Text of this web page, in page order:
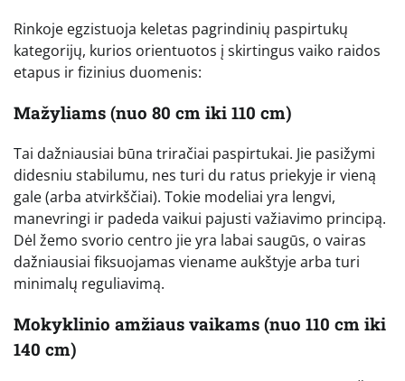
Rinkoje egzistuoja keletas pagrindinių paspirtukų
kategorijų, kurios orientuotos į skirtingus vaiko raidos
etapus ir fizinius duomenis:
Mažyliams (nuo 80 cm iki 110 cm)
Tai dažniausiai būna triračiai paspirtukai. Jie pasižymi
didesniu stabilumu, nes turi du ratus priekyje ir vieną
gale (arba atvirkščiai). Tokie modeliai yra lengvi,
manevringi ir padeda vaikui pajusti važiavimo principą.
Dėl žemo svorio centro jie yra labai saugūs, o vairas
dažniausiai fiksuojamas viename aukštyje arba turi
minimalų reguliavimą.
Mokyklinio amžiaus vaikams (nuo 110 cm iki
140 cm)